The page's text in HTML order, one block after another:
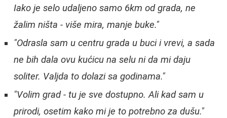
Iako je selo udaljeno samo 6km od grada, ne
žalim ništa - više mira, manje buke."
"Odrasla sam u centru grada u buci i vrevi, a sada
ne bih dala ovu kućicu na selu ni da mi daju
soliter. Valjda to dolazi sa godinama."
"Volim grad - tu je sve dostupno. Ali kad sam u
prirodi, osetim kako mi je to potrebno za dušu."